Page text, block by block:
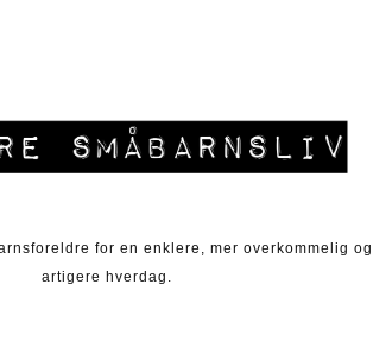
for en enklere, mer overkommelig og
artigere hverdag.